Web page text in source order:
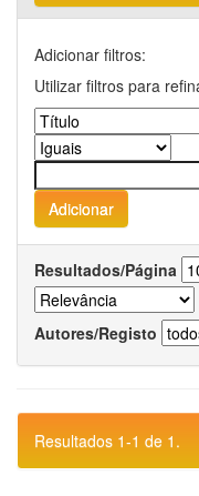
Adicionar filtros:
Utilizar filtros para
Resultados/Página
Autores/Registo
Resultados 1-1 de 1.